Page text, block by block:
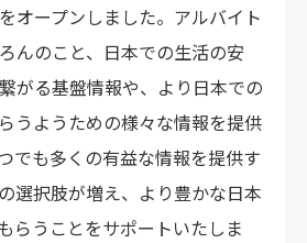
オープンしました。アルバイト
んのこと、日本での生活の安
がる基盤情報や、より日本での
うようための様々な情報を提供
でも多くの有益な情報を提供す
選択肢が増え、より豊かな日本
らうことをサポートいたしま